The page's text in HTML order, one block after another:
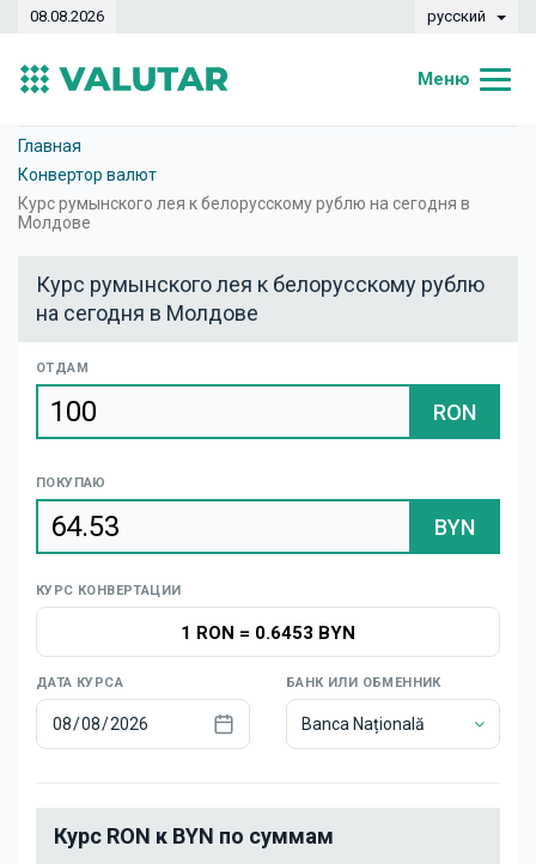
08.08.2026 русский
Меню
Курсы валют
Динамика
Банки
Валюты
Главная
Конвертор валют
Курс румынского лея к белорусскому рублю на сегодня в
Молдове
Курс румынского лея к белорусскому рублю
на сегодня в Молдове
ОТДАМ
RON
ПОКУПАЮ
BYN
КУРС КОНВЕРТАЦИИ
1 RON = 0.6453 BYN
ДАТА КУРСА БАНК ИЛИ ОБМЕННИК
Banca Națională
Курс RON к BYN по суммам